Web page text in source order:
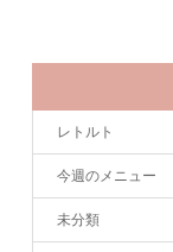
レトルト
今週のメニュー
未分類